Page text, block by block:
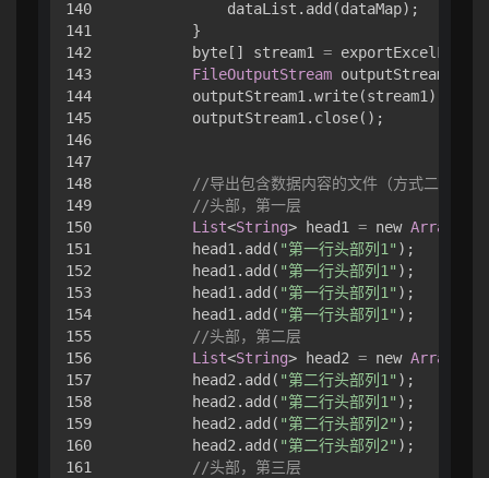
140
141
142
143
144
145
146
147
148
149
150
151
152
153
154
155
156
157
158
159
160
161
            dataList.add(dataMap);
        }
        byte[] stream1
=
FileOutputStream outputStream1
        outputStream1.write(stream1);
        outputStream1.close();
//导出包含数据内容的文件（方式二）
//头部，第一层
List<String> head1 = new ArrayList
        head1.add(
"第一行头部列1" );
        head1.add(
"第一行头部列1" );
        head1.add(
"第一行头部列1" );
        head1.add(
"第一行头部列1" );
//头部，第二层
List<String> head2 = new ArrayList
        head2.add(
"第二行头部列1" );
        head2.add(
"第二行头部列1" );
        head2.add(
"第二行头部列2" );
        head2.add(
"第二行头部列2" );
//头部，第三层